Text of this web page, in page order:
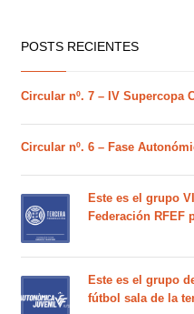
POSTS RECIENTES
Circular nº. 7 – IV Supercopa
Circular nº. 6 – Fase
Este es el grupo
Federación RFEF
Este es el grupo
fútbol sala de la